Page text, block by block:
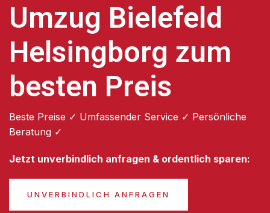
Umzug Bielefeld
Helsingborg zum
besten Preis
Beste Preise ✓ Umfassender Service ✓ Persönliche
Beratung ✓
Jetzt unverbindlich anfragen & ordentlich sparen:
UNVERBINDLICH ANFRAGEN